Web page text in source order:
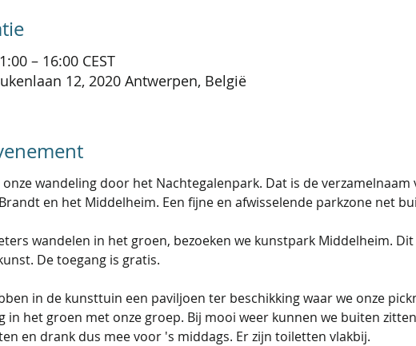
– 16:00 CEST
12, 2020 Antwerpen, België
wandeling door het Nachtegalenpark. Dat is de verzamelnaam
en het Middelheim. Een fijne en afwisselende parkzone net
wandelen in het groen, bezoeken we kunstpark Middelheim.
De toegang is gratis.
in de kunsttuin een paviljoen ter beschikking waar we onze
in het groen met onze groep. Bij mooi weer kunnen we buiten
en drank dus mee voor 's middags. Er zijn toiletten vlakbij.